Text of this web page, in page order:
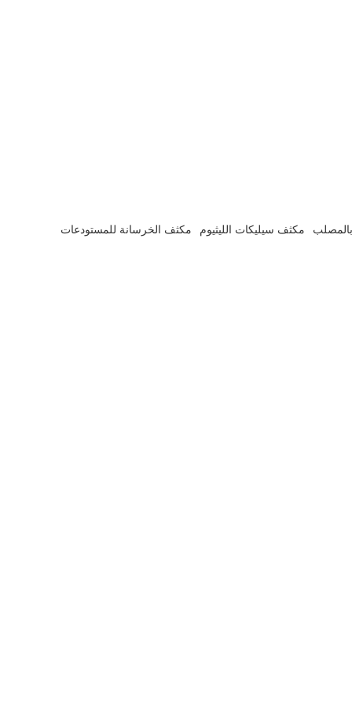
مكثف سيليكات الليثيوم مكثف الخرسانة للمستودعات